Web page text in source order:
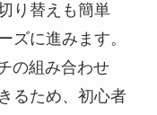
り替えも簡単
ズに進みます。
の組み合わせ
るため、初心者